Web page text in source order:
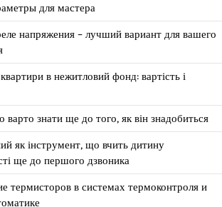
для мастера
напряжения – лучший вариант для вашего
в нежитловий фонд: вартість і
варто знати ще до того, як він знадобиться
як інструмент, що вчить дитину
ще до першого дзвоника
термисторов в системах термоконтроля и